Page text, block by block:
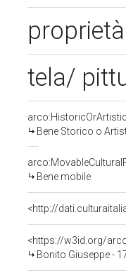
tela/
Bene Storico o
Bene mobile
<http://
<https://w3id.org/
Bonito Giuseppe -